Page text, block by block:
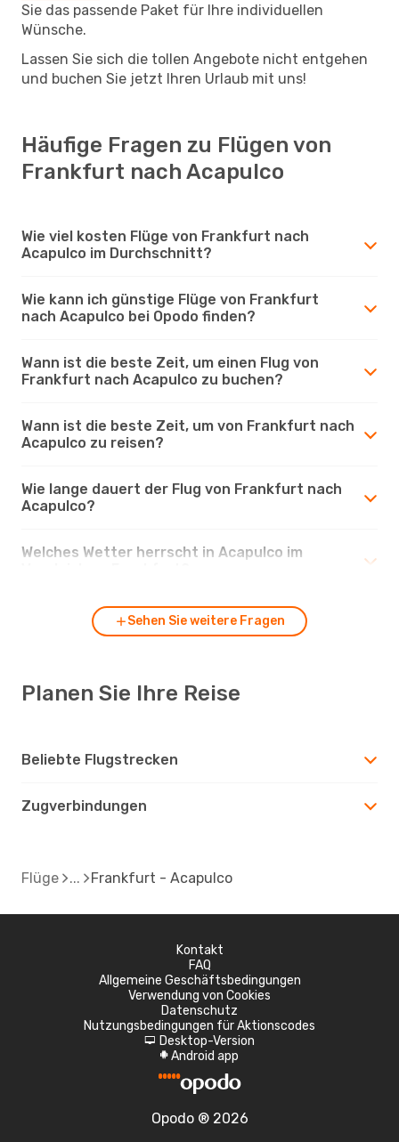
Sie das passende Paket für Ihre individuellen
Wünsche.
Lassen Sie sich die tollen Angebote nicht entgehen
und buchen Sie jetzt Ihren Urlaub mit uns!
Häufige Fragen zu Flügen von
Frankfurt nach Acapulco
Wie viel kosten Flüge von Frankfurt nach
Acapulco im Durchschnitt?
Wie kann ich günstige Flüge von Frankfurt
nach Acapulco bei Opodo finden?
Wann ist die beste Zeit, um einen Flug von
Frankfurt nach Acapulco zu buchen?
Wann ist die beste Zeit, um von Frankfurt nach
Acapulco zu reisen?
Wie lange dauert der Flug von Frankfurt nach
Acapulco?
Welches Wetter herrscht in Acapulco im
Sehen Sie weitere Fragen
Planen Sie Ihre Reise
Beliebte Flugstrecken
Zugverbindungen
Flüge Frankfurt - Acapulco
Kontakt
FAQ
Allgemeine Geschäftsbedingungen
Verwendung von Cookies
Datenschutz
Nutzungsbedingungen für Aktionscodes
d Desktop-Version
A Android app
Opodo ® 2026